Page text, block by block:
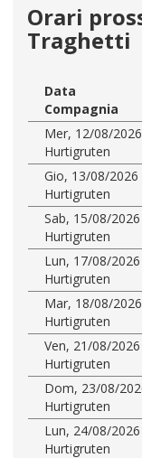
Orari
Traghetti
Data
Compagnia
Mer, 12/08/2026
Hurtigruten
Gio, 13/08/2026
Hurtigruten
Sab, 15/08/2026
Hurtigruten
Lun, 17/08/2026
Hurtigruten
Mar, 18/08/2026
Hurtigruten
Ven, 21/08/2026
Hurtigruten
Dom, 23/08/
Hurtigruten
Lun, 24/08/2026
Hurtigruten